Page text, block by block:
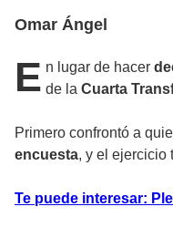
Omar Ángel
E n lugar de hacer
de la Cuarta
Primero confrontó a
encuesta, y el ejercicio
Te puede interesar: